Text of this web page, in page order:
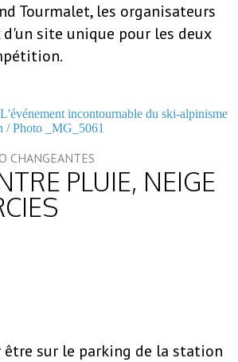
Tourmalet, les organisateurs
site unique pour les deux
CHANGEANTES
PLUIE, NEIGE
être sur le parking de la station